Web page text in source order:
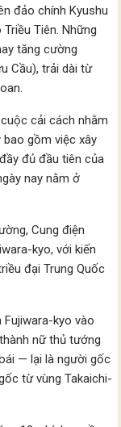
đảo chính Kyushu
Tiên. Những
tăng cường
Cầu), trải dài từ
cải cách nhằm
gồm việc xây
đủ đầu tiên của
nay nằm ở
Cung điện
kyo, với kiến
đại Trung Quốc
kyo vào
nữ thủ tướng
— lại là người gốc
từ vùng Takaichi-